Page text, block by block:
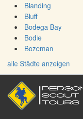
Blanding
Bluff
Bodega Bay
Bodie
Bozeman
alle Städte anzeigen